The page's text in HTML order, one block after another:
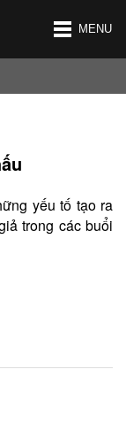
MENU
yếu tố tạo ra
trong các buổi